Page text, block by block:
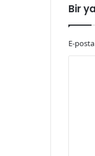
Bir
E-